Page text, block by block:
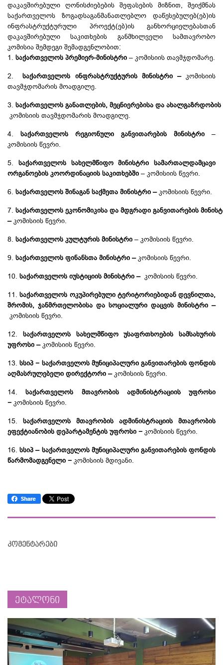
დაკავშირებული ღონისძიებების შეფასების მიზნით, შეიქმნას
საქართველოს ზოგადსაგანმანათლებლო დაწესებულებ(ებ)ის
ინფრასტრუქტურული პროექტ(ებ)ის განხორციელებასთან
დაკავშირებული საკითხების განმხილველი სამთავრობო
კომისია შემდეგი შემადგენლობით:
1. საქართველოს პრემიერ-მინისტრი – კომისიის თავმჯდომარე.
2.საქართველოს ინფრასტრუქტურის მინისტრი –კომისიის
თავმჯდომარის მოადგილე.
3. საქართველოს განათლების, მეცნიერებისა და ახალგაზრდობის
კომისიის თავმჯდომარის მოადგილე.
4. საქართველოს რეგიონული განვითარების მინისტრი –
კომისიის წევრი.
5.
საქართველოს სახელმწიფო მინისტრი სამართალდამცავი
ორგანოების კოორდინაციის საკითხებში – კომისიის წევრი.
6. საქართველოს შინაგან საქმეთა მინისტრი – კომისიის წევრი.
7. საქართველოს ეკონომიკისა და მდგრადი განვითარების
– კომისიის წევრი.
8. საქართველოს კულტურის მინისტრი – კომისიის წევრი.
9. საქართველოს ფინანსთა მინისტრი –კომისიის წევრი.
10. საქართველოს იუსტიციის მინისტრი –კომისიის წევრი.
11.
საქართველოს ოკუპირებული ტერიტორიებიდან დევნილთა,
შრომის, ჯანმრთელობისა და სოციალური დაცვის მინისტრი –
კომისიის წევრი.
12.
საქართველოს სახელმწიფო უსაფრთხოების სამსახურის
უფროსი –კომისიის წევრი.
13. სსიპ − საქართველოს მუნიციპალური განვითარების ფონდის
აღმასრულებელი დირექტორი – კომისიის წევრი.
14.
საქართველოს მთავრობის ადმინისტრაციის უფროსი
− კომისიის წევრი.
15.
საქართველოს მთავრობის ადმინისტრაციის მთავრობის
ეფექტიანობის დეპარტამენტის უფროსი − კომისიის წევრი.
16. სსიპ – საქართველოს მუნიციპალური განვითარების ფონდის
წარმომადგენელი − კომისიის მდივანი.
კომენტარები
ეტალონი